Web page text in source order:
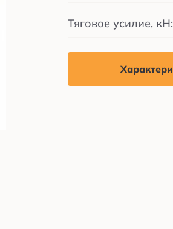
Тяговое усилие, кН: